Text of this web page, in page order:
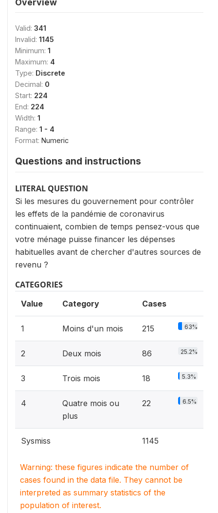
Valid: 341
Invalid: 1145
Minimum: 1
Maximum: 4
Type: Discrete
Decimal: 0
Start: 224
End: 224
Width: 1
Range: 1 - 4
Format: Numeric
Questions and instructions
LITERAL QUESTION
Si les mesures du gouvernement pour contrôler
les effets de la pandémie de coronavirus
continuaient, combien de temps pensez-vous que
votre ménage puisse financer les dépenses
habituelles avant de chercher d'autres sources de
revenu ?
CATEGORIES
Value Category Cases
1 Moins d'un mois 215 63%
2 Deux mois 86 25.2%
3 Trois mois 18 5.3%
4
Quatre mois ou
plus
22 6.5%
Sysmiss 1145
Warning: these figures indicate the number of
cases found in the data file. They cannot be
interpreted as summary statistics of the
population of interest.